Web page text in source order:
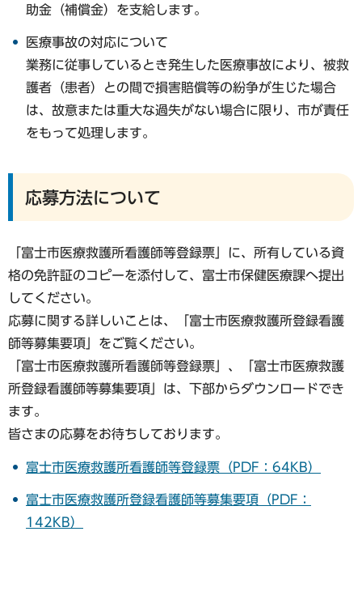
助金（補償金）を支給します。
医療事故の対応について
業務に従事しているとき発生した医療事故により、被救
護者（患者）との間で損害賠償等の紛争が生じた場合
は、故意または重大な過失がない場合に限り、市が責任
をもって処理します。
応募方法について
「富士市医療救護所看護師等登録票」に、所有している資
格の免許証のコピーを添付して、富士市保健医療課へ提出
してください。
応募に関する詳しいことは、「富士市医療救護所登録看護
師等募集要項」をご覧ください。
「富士市医療救護所看護師等登録票」、「富士市医療救護
所登録看護師等募集要項」は、下部からダウンロードでき
ます。
皆さまの応募をお待ちしております。
富士市医療救護所看護師等登録票（PDF：64KB）
富士市医療救護所登録看護師等募集要項（PDF：
142KB）